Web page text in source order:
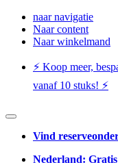
naar navigatie
Naar content
Naar winkelmand
⚡️ Koop meer,
vanaf 10 stuks! ⚡️
Vind
Nederland: